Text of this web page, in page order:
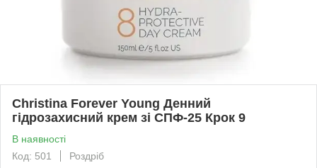
Christina Forever Young Денний
гідрозахисний крем зі СПФ-25 Крок 9
В наявності
Код: 501
Роздріб